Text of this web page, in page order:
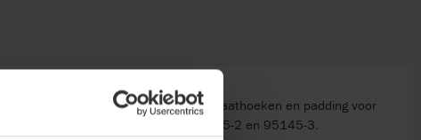
Voetenbox
Voetenbox, set inclusief plaathoeken en padding voor
95145-1, 95145-2, 85145-2 en 95145-3.